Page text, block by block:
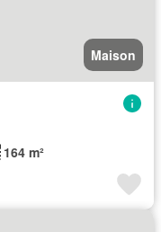
Maison
164 m²